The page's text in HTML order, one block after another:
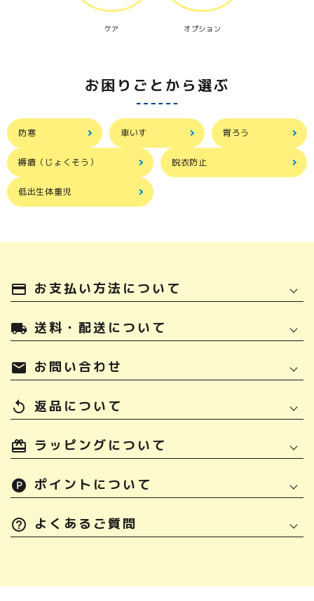
ケア オプション
お困りごとから選ぶ
防寒 車いす 胃ろう
褥瘡（じょくそう） 脱衣防止
低出生体重児
payment お支払い方法について
local_shipping 送料・配送について
mail お問い合わせ
replay 返品について
ラッピングについて
ポイントについて
よくあるご質問